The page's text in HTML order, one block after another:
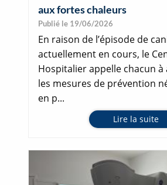
aux fortes chaleurs
Publié le 19/06/2026
En raison de l’épisode de
actuellement en cours, le
Hospitalier appelle chacun
les mesures de prévention
en p...
Lire la suite